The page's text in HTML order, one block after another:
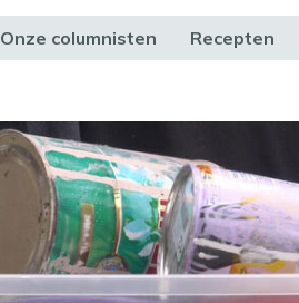
Onze columnisten Recepten